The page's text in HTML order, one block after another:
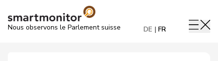
Nous observons le Parlement suisse DE FR